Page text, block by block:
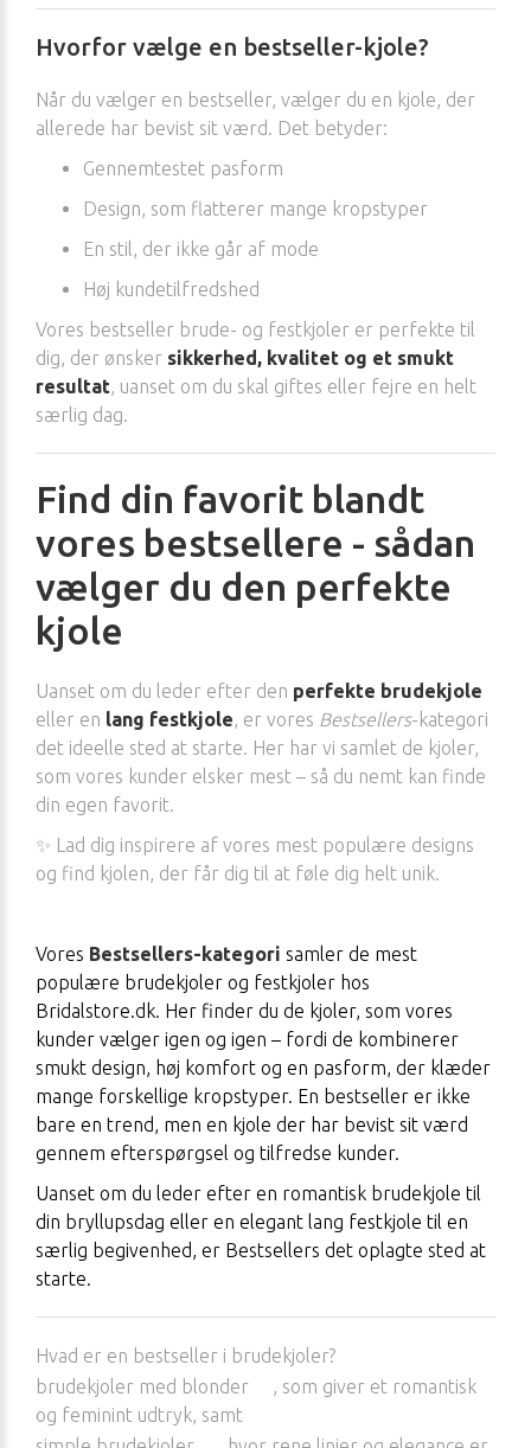
Hvorfor vælge en bestseller-kjole?
Når du vælger en bestseller, vælger du en kjole, der
allerede har bevist sit værd. Det betyder:
Gennemtestet pasform
Design, som flatterer mange kropstyper
En stil, der ikke går af mode
Høj kundetilfredshed
Vores bestseller brude- og festkjoler er perfekte til
dig, der ønsker sikkerhed, kvalitet og et smukt
resultat, uanset om du skal giftes eller fejre en helt
særlig dag.
Find din favorit blandt
vores bestsellere - sådan
vælger du den perfekte
kjole
Uanset om du leder efter den perfekte brudekjole
eller en lang festkjole, er vores Bestsellers-kategori
det ideelle sted at starte. Her har vi samlet de kjoler,
som vores kunder elsker mest – så du nemt kan finde
din egen favorit.
✨ Lad dig inspirere af vores mest populære designs
og find kjolen, der får dig til at føle dig helt unik.
Vores Bestsellers-kategori samler de mest
populære brudekjoler og festkjoler hos
Bridalstore.dk. Her finder du de kjoler, som vores
kunder vælger igen og igen – fordi de kombinerer
smukt design, høj komfort og en pasform, der klæder
mange forskellige kropstyper. En bestseller er ikke
bare en trend, men en kjole der har bevist sit værd
gennem efterspørgsel og tilfredse kunder.
Uanset om du leder efter en romantisk brudekjole til
din bryllupsdag eller en elegant lang festkjole til en
særlig begivenhed, er Bestsellers det oplagte sted at
starte.
Hvad er en bestseller i brudekjoler?
brudekjoler med blonder
, som giver et romantisk
og feminint udtryk, samt